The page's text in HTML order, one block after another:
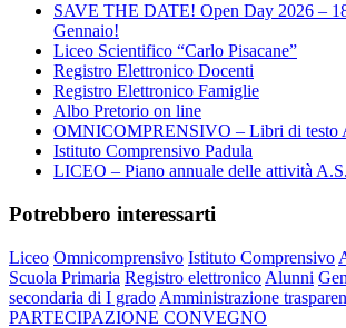
SAVE THE DATE! Open Day 2026 –
Gennaio!
Liceo Scientifico “Carlo Pisacane”
Registro Elettronico Docenti
Registro Elettronico Famiglie
Albo Pretorio on line
OMNICOMPRENSIVO – Libri di testo
Istituto Comprensivo Padula
LICEO – Piano annuale delle attività
Potrebbero interessarti
Liceo Omnicomprensivo Istituto Comprensivo
Scuola Primaria Registro elettronico Alunni
secondaria di I grado Amministrazione
PARTECIPAZIONE CONVEGNO